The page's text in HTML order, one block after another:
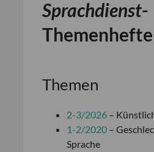
Sprachdienst-
Themenhefte
Themen
2-3/2026 –
1-2/2020 –
Sprache